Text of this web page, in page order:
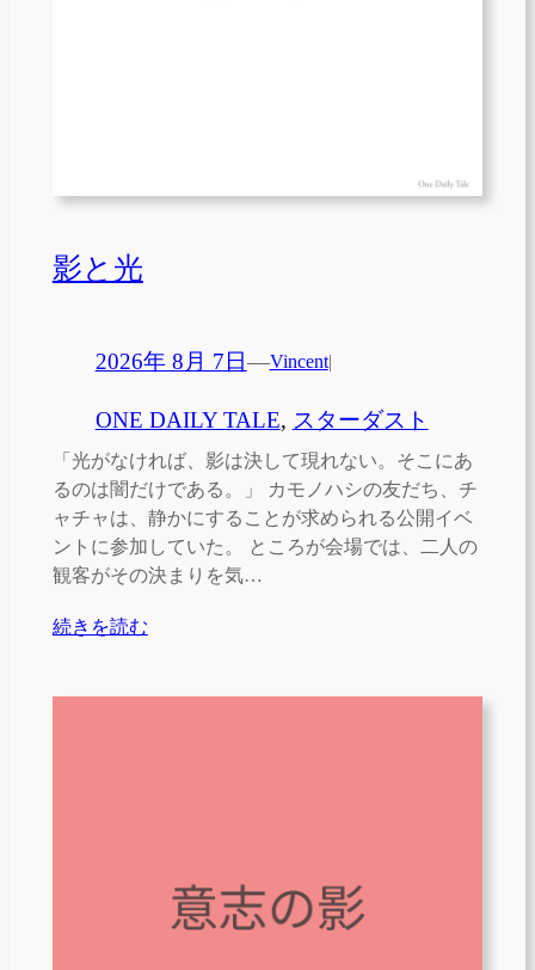
影と光
2026年 8月 7日—Vincent|
ONE DAILY TALE, スターダスト
「光がなければ、影は決して現れない。そこにあ
るのは闇だけである。」 カモノハシの友だち、チ
ャチャは、静かにすることが求められる公開イベ
ントに参加していた。 ところが会場では、二人の
観客がその決まりを気…
続きを読む